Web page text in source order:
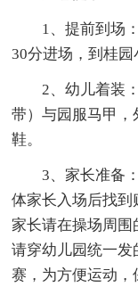
1、提前到场
30分进场，到桂园
2、幼儿着装
带）与园服马甲
鞋。
3、家长准备
体家长入场后找
家长请在操场周
请穿幼儿园统一
赛，为方便运动，